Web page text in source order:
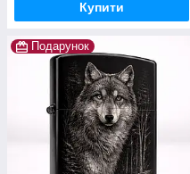
Купити
Подарунок